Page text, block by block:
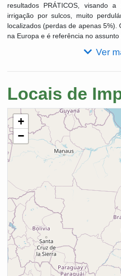
resultados PRÁTICOS, visando
irrigação por sulcos, muito
localizados (perdas de apenas 5%).
na Europa e é referência no
Ver
Locais de
+
−